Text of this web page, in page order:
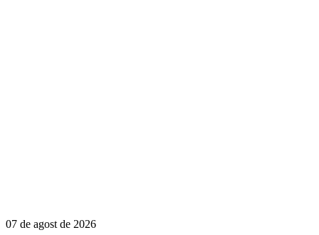
07 de agost de 2026